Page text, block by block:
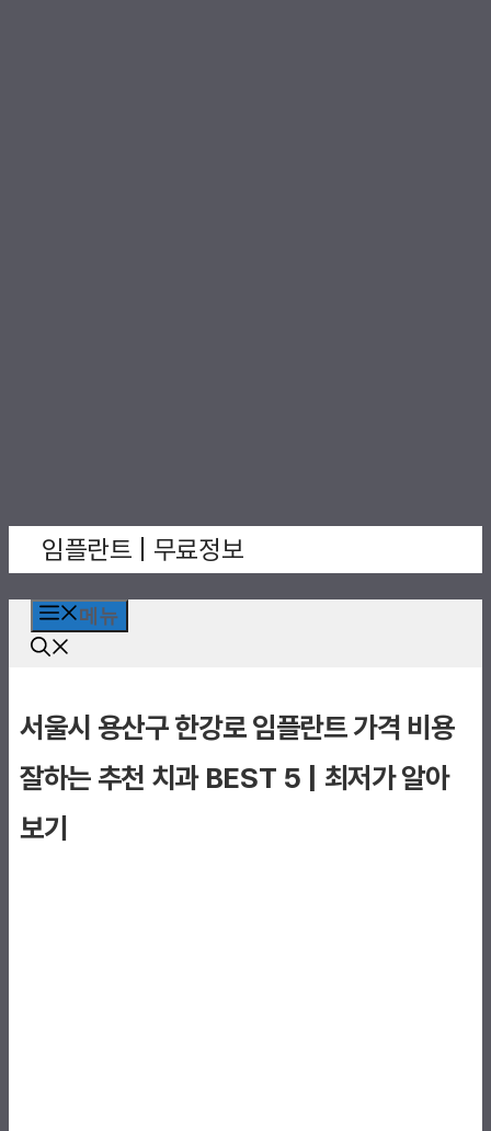
임플란트 | 무료정보
메뉴
서울시 용산구 한강로 임플란트 가격 비용
잘하는 추천 치과 BEST 5 | 최저가 알아
보기